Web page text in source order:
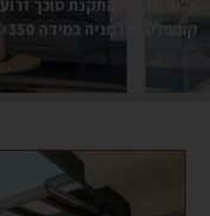
אלום חיפה
קומפלט מגרמניה במידה 350×400 כולל חיישן תנודות לסגירה אוטומטי